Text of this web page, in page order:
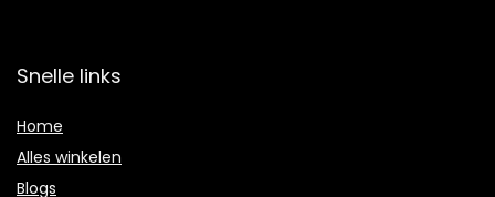
Snelle links
Home
Alles winkelen
Blogs